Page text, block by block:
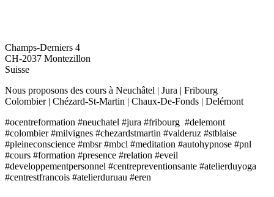
Champs-Derniers 4
CH-2037 Montezillon
Suisse
Nous proposons des cours à Neuchâtel | Jura | Fribourg
Colombier | Chézard-St-Martin | Chaux-De-Fonds | Delémont
#ocentreformation #neuchatel #jura #fribourg #delemont
#colombier #milvignes #chezardstmartin #valderuz #stblaise
#pleineconscience #mbsr #mbcl #meditation #autohypnose #pnl
#cours #formation #presence #relation #eveil
#developpementpersonnel #centrepreventionsante #atelierduyoga
#centrestfrancois #atelierduruau #eren